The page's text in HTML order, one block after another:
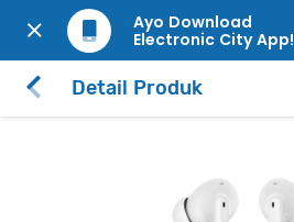
Ayo Download
Electronic City App!
Detail Produk